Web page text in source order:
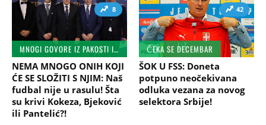
8
MNOGI GOVORE IZ PAKOSTI I LJUBOMORE
NEMA MNOGO ONIH KOJI
ĆE SE SLOŽITI S NJIM: Naš
fudbal nije u rasulu! Šta
su krivi Kokeza, Bjeković
ili Pantelić?!
42
ČEKA SE DECEMBAR
ŠOK U FSS: Doneta
potpuno neočekivana
odluka vezana za novog
selektora Srbije!